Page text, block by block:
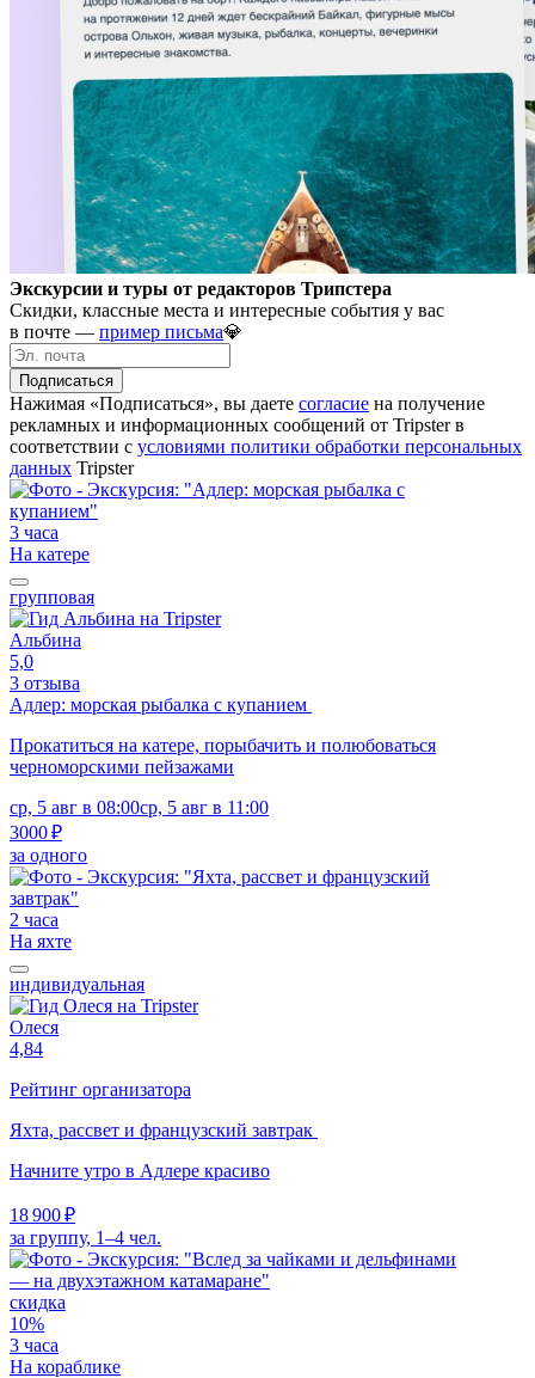
Экскурсии и туры от редакторов Трипстера
Скидки, классные места и интересные события у вас
в почте — пример письма💎
Подписаться
Нажимая «Подписаться», вы даете согласие на получение
рекламных и информационных сообщений от Tripster в
соответствии c условиями политики обработки персональных
данных Tripster
3 часа
На катере
групповая
Альбина
5,0
3 отзыва
Адлер: морская рыбалка с купанием
Прокатиться на катере, порыбачить и полюбоваться
черноморскими пейзажами
ср, 5 авг в 08:00ср, 5 авг в 11:00
3000 ₽
за одного
2 часа
На яхте
индивидуальная
Олеся
4,84
Рейтинг организатора
Яхта, рассвет и французский завтрак
Начните утро в Адлере красиво
18 900 ₽
за группу, 1–4 чел.
скидка
10%
3 часа
На кораблике